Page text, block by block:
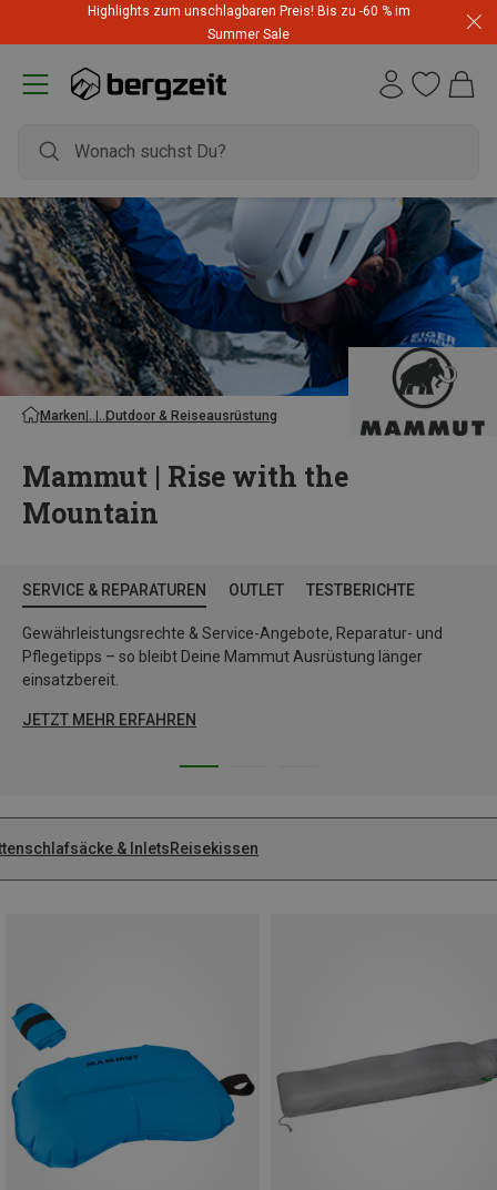
Highlights zum unschlagbaren Preis! Bis zu -60 % im
Summer Sale
Marken Outdoor & Reiseausrüstung
Mammut | Rise with the
Mountain
SERVICE & REPARATUREN OUTLET TESTBERICHTE
Gewährleistungsrechte & Service-Angebote, Reparatur- und
Pflegetipps – so bleibt Deine Mammut Ausrüstung länger
einsatzbereit.
JETZT MEHR ERFAHREN
& InletsReisekissen